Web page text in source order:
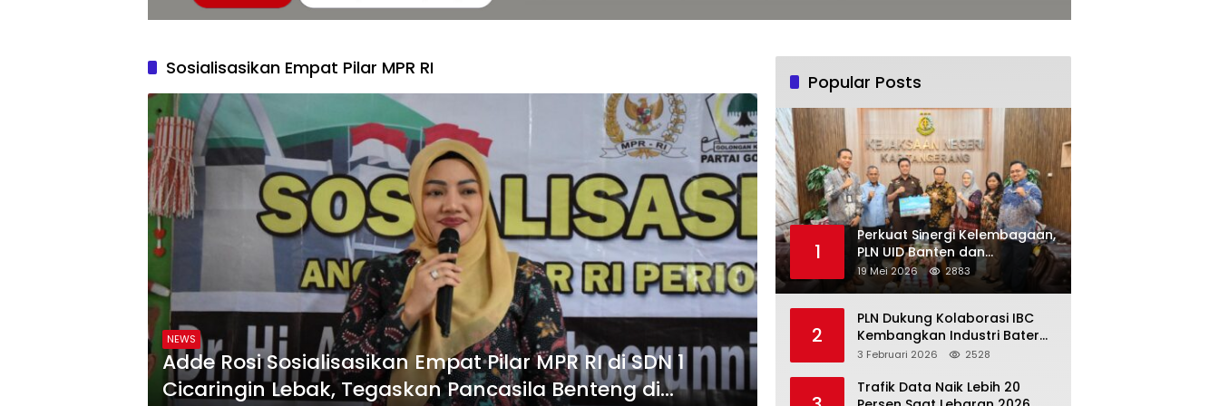
Sosialisasikan Empat Pilar MPR RI
NEWS
Adde Rosi Sosialisasikan Empat Pilar MPR RI di SDN 1
Cicaringin Lebak, Tegaskan Pancasila Benteng di
Popular Posts
1
Perkuat Sinergi Kelembagaan,
PLN UID Banten dan
Kejaksaan Negeri Kabupaten
Tangerang Kolaborasi
19 Mei 2026 2883
2
PLN Dukung Kolaborasi IBC
Kembangkan Industri Baterai
Terintegrasi, Investasi Capai
3 Februari 2026 2528
Trafik Data Naik Lebih 20